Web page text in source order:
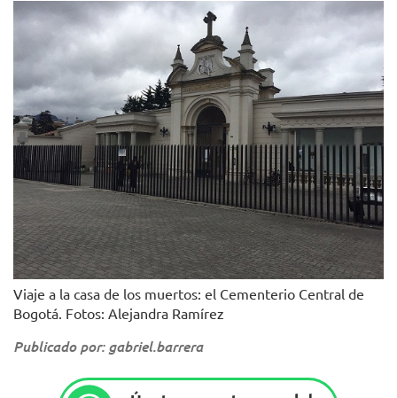
Viaje a la casa de los muertos: el Cementerio Central de
Bogotá. Fotos: Alejandra Ramírez
Publicado por: gabriel.barrera